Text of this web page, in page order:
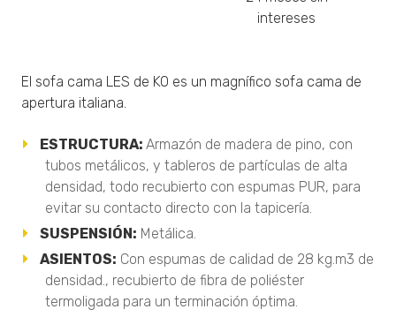
intereses
El sofa cama LES de KO es un magnífico sofa cama de
apertura italiana.
ESTRUCTURA:Armazón de madera de pino, con
tubos metálicos, y tableros de partículas de alta
densidad, todo recubierto con espumas PUR, para
evitar su contacto directo con la tapicería.
SUSPENSIÓN: Metálica.
ASIENTOS: Con espumas de calidad de 28 kg.m3 de
densidad., recubierto de fibra de poliéster
termoligada para un terminación óptima.